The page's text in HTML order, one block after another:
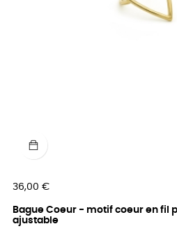
Prix
36,00 €
Bague Coeur - motif coeur en fil
ajustable